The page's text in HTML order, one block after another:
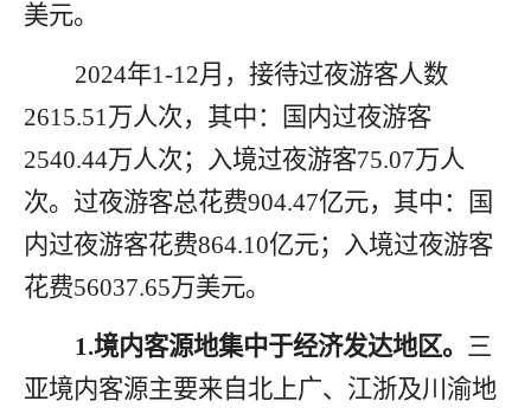
美元。
2024年1-12月，接待过夜游客人数
2615.51万人次，其中：国内过夜游客
2540.44万人次；入境过夜游客75.07万人
次。过夜游客总花费904.47亿元，其中：国
内过夜游客花费864.10亿元；入境过夜游客
花费56037.65万美元。
1.境内客源地集中于经济发达地区。 三
亚境内客源主要来自北上广、江浙及川渝地